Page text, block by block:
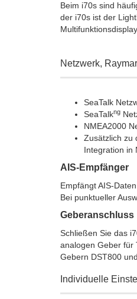
Beim i70s sind
der i70s ist der
Netzwerk,
SeaTalk
SeaTalkng
NMEA2000
Zusätzlich zu
Integration in
AIS-Empfänger
Empfängt AIS-
Bei punktueller
Geberanschluss
Schließen Sie das
analogen Geber für
Gebern DST800
Individuelle